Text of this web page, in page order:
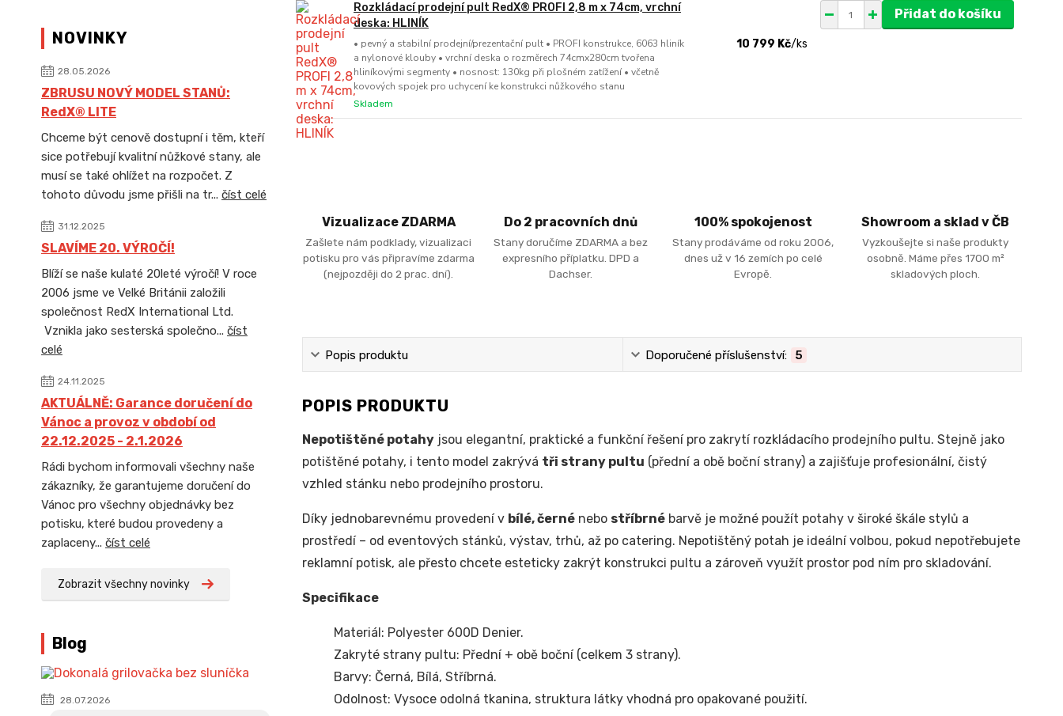
NOVINKY
28.05.2026
ZBRUSU NOVÝ MODEL STANŮ:
RedX® LITE
Chceme být cenově dostupní i těm, kteří
sice potřebují kvalitní nůžkové stany, ale
musí se také ohlížet na rozpočet. Z
tohoto důvodu jsme přišli na tr... číst celé
31.12.2025
SLAVÍME 20. VÝROČÍ!
Blíží se naše kulaté 20leté výročí! V roce
2006 jsme ve Velké Británii založili
společnost RedX International Ltd.
Vznikla jako sesterská společno... číst
celé
24.11.2025
AKTUÁLNĚ: Garance doručení do
Vánoc a provoz v období od
22.12.2025 - 2.1.2026
Rádi bychom informovali všechny naše
zákazníky, že garantujeme doručení do
Vánoc pro všechny objednávky bez
potisku, které budou provedeny a
zaplaceny... číst celé
Zobrazit všechny novinky
Blog
28.07.2026
Rozkládací prodejní pult RedX® PROFI 2,8 m x 74cm, vrchní
deska: HLINÍK
• pevný a stabilní prodejní/prezentační pult • PROFI konstrukce, 6063 hliník
a nylonové klouby • vrchní deska o rozměrech 74cmx280cm tvořena
hliníkovými segmenty • nosnost: 130kg při plošném zatížení • včetně
kovových spojek pro uchycení ke konstrukci nůžkového stanu
10 799 Kč/ks
Skladem
Přidat do košíku
Vizualizace ZDARMA
Zašlete nám podklady, vizualizaci
potisku pro vás připravíme zdarma
(nejpozději do 2 prac. dní).
Do 2 pracovních dnů
Stany doručíme ZDARMA a bez
expresního příplatku. DPD a
Dachser.
100% spokojenost
Stany prodáváme od roku 2006,
dnes už v 16 zemích po celé
Evropě.
Showroom a sklad v ČB
Vyzkoušejte si naše produkty
osobně. Máme přes 1700 m²
skladových ploch.
Popis produktu Doporučené příslušenství: 5
POPIS PRODUKTU
Nepotištěné potahyjsou elegantní, praktické a funkční řešení pro zakrytí rozkládacího prodejního pultu. Stejně jako
potištěné potahy, i tento model zakrývá tři strany pultu (přední a obě boční strany) a zajišťuje profesionální, čistý
vzhled stánku nebo prodejního prostoru.
Díky jednobarevnému provedení v bílé, černénebo stříbrnébarvě je možné použít potahy v široké škále stylů a
prostředí – od eventových stánků, výstav, trhů, až po catering. Nepotištěný potah je ideální volbou, pokud nepotřebujete
reklamní potisk, ale přesto chcete esteticky zakrýt konstrukci pultu a zároveň využít prostor pod ním pro skladování.
Specifikace
Materiál: Polyester 600D Denier.
Zakryté strany pultu: Přední + obě boční (celkem 3 strany).
Barvy: Černá, Bílá, Stříbrná.
Odolnost: Vysoce odolná tkanina, struktura látky vhodná pro opakované použití.